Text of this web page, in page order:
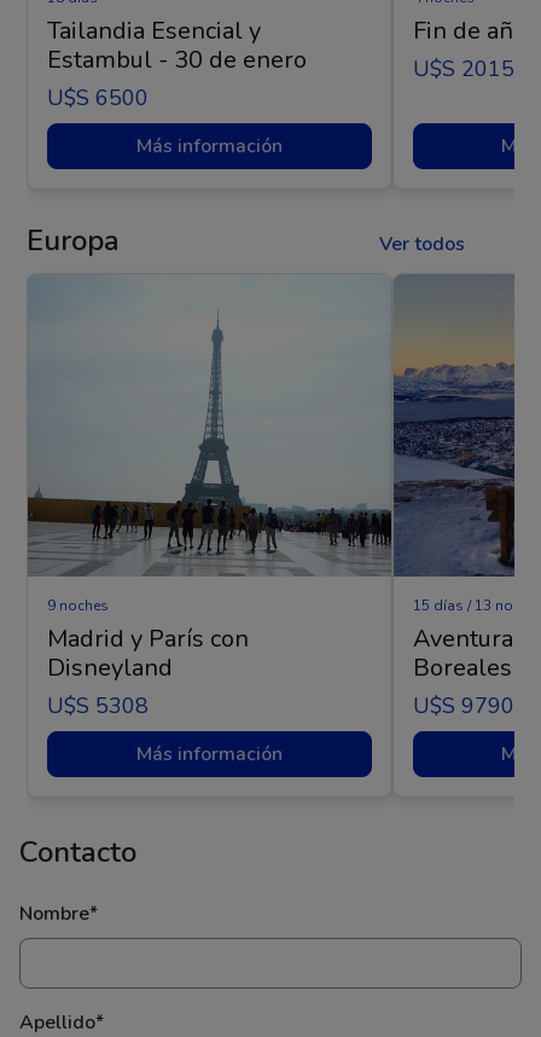
Tailandia Esencial y
Estambul - 30 de enero
U$s 6500
Más información
Fin de año
U$s 2015
Europa Ver todos
9 noches
Madrid y París con
Disneyland
U$s 5308
Más información
15 días / 13
Aventura
Boreales -
U$s 9790
Contacto
Nombre*
Apellido*